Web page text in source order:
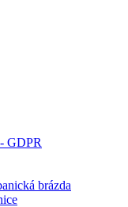
GDPR
brázda